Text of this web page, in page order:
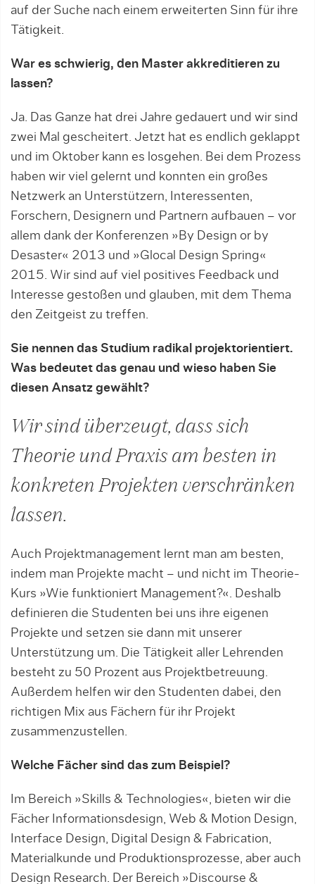
auf der Suche nach einem erweiterten Sinn für ihre
Tätigkeit.
War es schwierig, den Master akkreditieren zu
lassen?
Ja. Das Ganze hat drei Jahre gedauert und wir sind
zwei Mal gescheitert. Jetzt hat es endlich geklappt
und im Oktober kann es losgehen. Bei dem Prozess
haben wir viel gelernt und konnten ein großes
Netzwerk an Unterstützern, Interessenten,
Forschern, Designern und Partnern aufbauen – vor
allem dank der Konferenzen »By Design or by
Desaster« 2013 und »Glocal Design Spring«
2015. Wir sind auf viel positives Feedback und
Interesse gestoßen und glauben, mit dem Thema
den Zeitgeist zu treffen.
Sie nennen das Studium radikal projektorientiert.
Was bedeutet das genau und wieso haben Sie
diesen Ansatz gewählt?
Wir sind überzeugt, dass sich
Theorie und Praxis am besten in
konkreten Projekten verschränken
lassen.
Auch Projektmanagement lernt man am besten,
indem man Projekte macht – und nicht im Theorie-
Kurs »Wie funktioniert Management?«. Deshalb
definieren die Studenten bei uns ihre eigenen
Projekte und setzen sie dann mit unserer
Unterstützung um. Die Tätigkeit aller Lehrenden
besteht zu 50 Prozent aus Projektbetreuung.
Außerdem helfen wir den Studenten dabei, den
richtigen Mix aus Fächern für ihr Projekt
zusammenzustellen.
Welche Fächer sind das zum Beispiel?
Im Bereich »Skills & Technologies«, bieten wir die
Fächer Informationsdesign, Web & Motion Design,
Interface Design, Digital Design & Fabrication,
Materialkunde und Produktionsprozesse, aber auch
Design Research. Der Bereich »Discourse &